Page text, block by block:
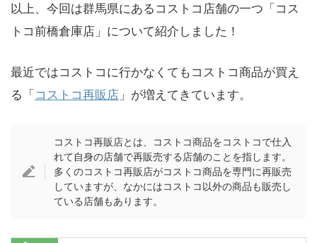
以上、今回は群馬県にあるコストコ店舗の一つ「コス
トコ前橋倉庫店」について紹介しました！
最近ではコストコに行かなくてもコストコ商品が買え
る「コストコ再販店 」が増えてきています。
コストコ再販店とは、コストコ商品をコストコで仕入
れて自身の店舗で再販売する店舗のことを指します。
多くのコストコ再販店がコストコ商品を専門に再販売
していますが、なかにはコストコ以外の商品も販売し
ている店舗もあります。